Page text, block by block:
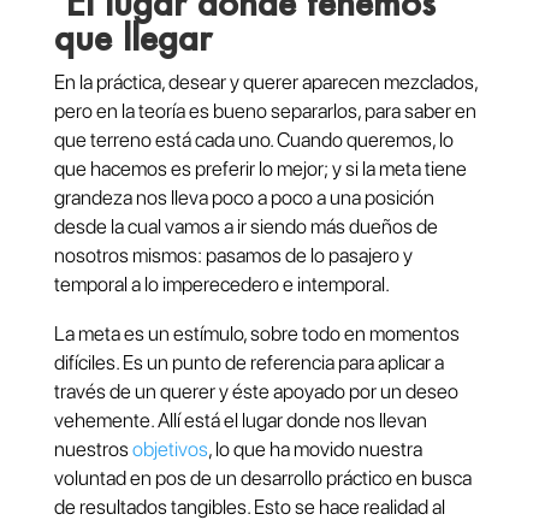
que llegar
En la práctica, desear y querer aparecen mezclados,
pero en la teoría es bueno separarlos, para saber en
que terreno está cada uno. Cuando queremos, lo
que hacemos es preferir lo mejor; y si la meta tiene
grandeza nos lleva poco a poco a una posición
desde la cual vamos a ir siendo más dueños de
nosotros mismos: pasamos de lo pasajero y
temporal a lo imperecedero e intemporal.
La meta es un estímulo, sobre todo en momentos
difíciles. Es un punto de referencia para aplicar a
través de un querer y éste apoyado por un deseo
vehemente. Allí está el lugar donde nos llevan
nuestrosobjetivos, lo que ha movido nuestra
voluntad en pos de un desarrollo práctico en busca
de resultados tangibles. Esto se hace realidad al